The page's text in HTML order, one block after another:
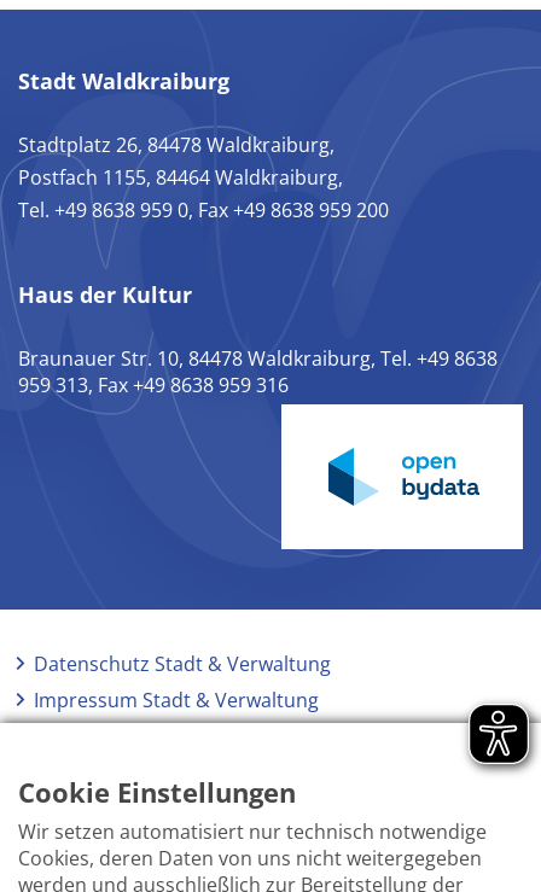
Stadt Waldkraiburg
Stadtplatz 26, 84478 Waldkraiburg,
Postfach 1155, 84464 Waldkraiburg,
Tel. +49 8638 959 0, Fax +49 8638 959 200
Haus der Kultur
Braunauer Str. 10, 84478 Waldkraiburg, Tel. +49 8638
959 313, Fax +49 8638 959 316
Datenschutz Stadt & Verwaltung
Impressum Stadt & Verwaltung
Cookie Einstellungen
Wir setzen automatisiert nur technisch notwendige
Cookies, deren Daten von uns nicht weitergegeben
werden und ausschließlich zur Bereitstellung der